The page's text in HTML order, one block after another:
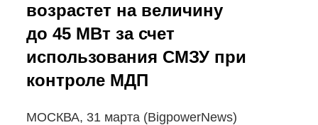
возрастет на величину
до 45 МВт за счет
использования СМЗУ при
контроле МДП
МОСКВА, 31 марта (BigpowerNews)